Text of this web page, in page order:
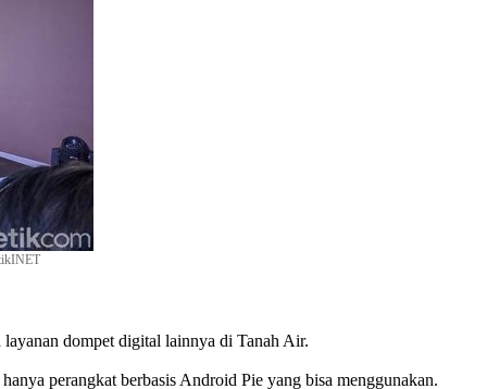
dompet digital lainnya di Tanah Air.
perangkat berbasis Android Pie yang bisa menggunakan.